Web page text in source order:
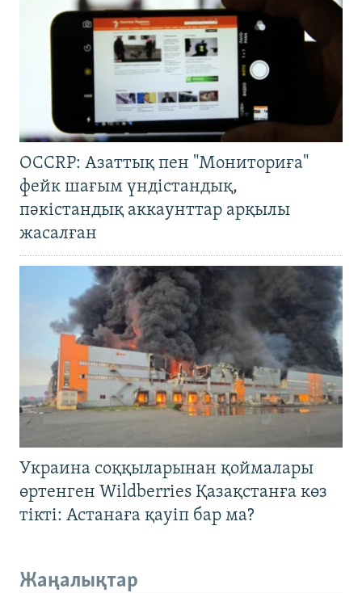
OCCRP: Азаттық пен "Мониториға"
фейк шағым үндістандық,
пәкістандық аккаунттар арқылы
жасалған
Украина соққыларынан қоймалары
өртенген Wildberries Қазақстанға көз
тікті: Астанаға қауіп бар ма?
Жаңалықтар